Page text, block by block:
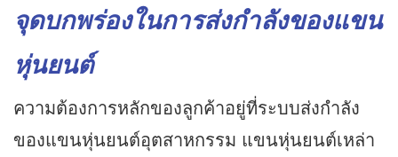
จุดบกพร่องในการส่งกำลังของแขน
หุ่นยนต์
ความต้องการหลักของลูกค้าอยู่ที่ระบบส่งกำลัง
ของแขนหุ่นยนต์อุตสาหกรรม แขนหุ่นยนต์เหล่า